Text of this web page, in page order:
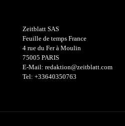
Zeitblatt SAS
Feuille de temps France
4 rue du Fer à Moulin
75005 PARIS
E-Mail: redaktion@zeitblatt.com
Tel: +33640350763